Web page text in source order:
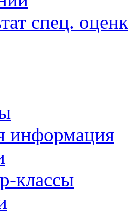
спец.
информация
классы